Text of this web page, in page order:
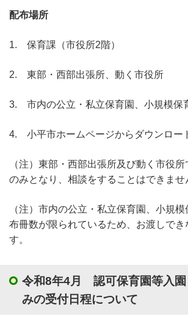
配布場所
1. 保育課（市役所2階）
2. 東部・西部出張所、動く市役所
3. 市内の公立・私立保育園、小規模保
4. 小平市ホームページからダウンロー
（注）東部・西部出張所及び動く市役
のみとなり、相談をすることはできませ
（注）市内の公立・私立保育園、小規
布冊数が限られているため、お渡しでき
す。
令和8年4月 認可保育園等入園
みの受付日程について